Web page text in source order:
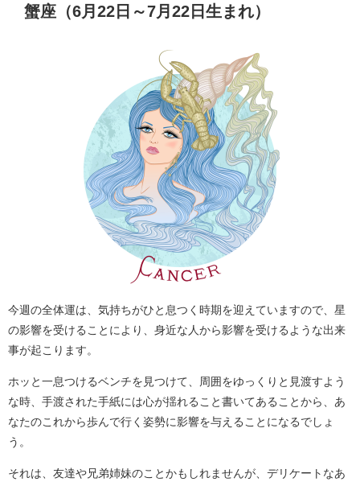
蟹座（6月22日～7月22日生まれ）
今週の全体運は、気持ちがひと息つく時期を迎えていますので、星
の影響を受けることにより、身近な人から影響を受けるような出来
事が起こります。
ホッと一息つけるベンチを見つけて、周囲をゆっくりと見渡すよう
な時、手渡された手紙には心が揺れること書いてあることから、あ
なたのこれから歩んで行く姿勢に影響を与えることになるでしょ
う。
それは、友達や兄弟姉妹のことかもしれませんが、デリケートなあ